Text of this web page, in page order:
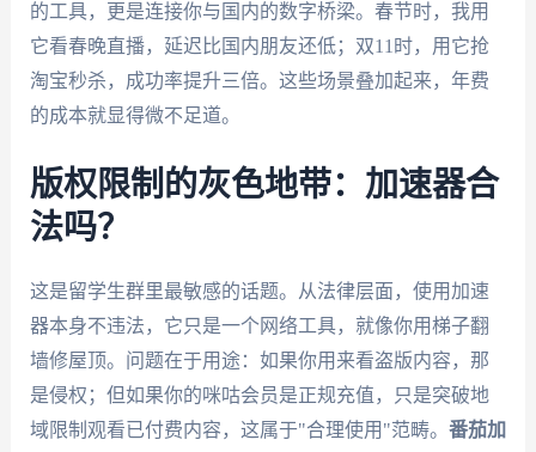
的工具，更是连接你与国内的数字桥梁。春节时，我用
它看春晚直播，延迟比国内朋友还低；双11时，用它抢
淘宝秒杀，成功率提升三倍。这些场景叠加起来，年费
的成本就显得微不足道。
版权限制的灰色地带：加速器合
法吗？
这是留学生群里最敏感的话题。从法律层面，使用加速
器本身不违法，它只是一个网络工具，就像你用梯子翻
墙修屋顶。问题在于用途：如果你用来看盗版内容，那
是侵权；但如果你的咪咕会员是正规充值，只是突破地
域限制观看已付费内容，这属于"合理使用"范畴。 番茄加